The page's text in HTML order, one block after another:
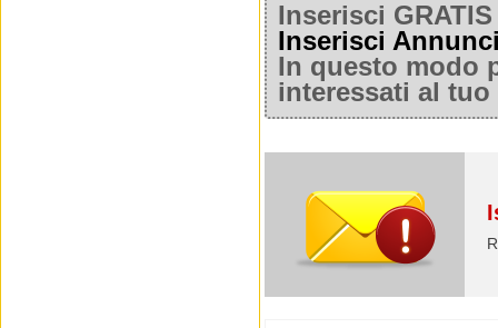
Inserisci
Inserisci
In questo modo
interessati al